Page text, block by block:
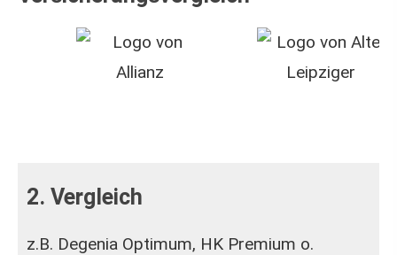
2. Vergleich
z.B. Degenia Optimum, HK Premium o.